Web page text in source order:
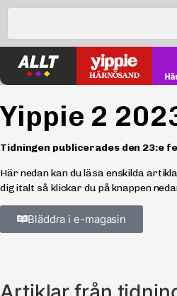
Yippie 2
Tidningen publicerades den 23:e
Här nedan kan du läsa enskilda
digitalt så klickar du på knappen
Bläddra i e-magasin